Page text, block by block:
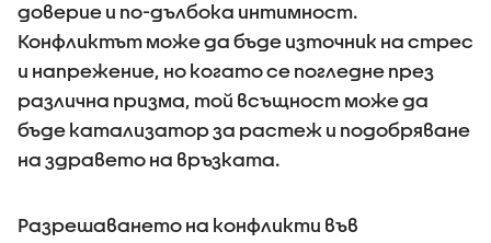
доверие и по-дълбока интимност.
Конфликтът може да бъде източник на стрес
и напрежение, но когато се погледне през
различна призма, той всъщност може да
бъде катализатор за растеж и подобряване
на здравето на връзката.
Разрешаването на конфликти във